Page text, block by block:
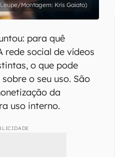
Montagem: Kris Gaiato)
para quê
rede social de vídeos
o que pode
o seu uso. São
da
uso interno.